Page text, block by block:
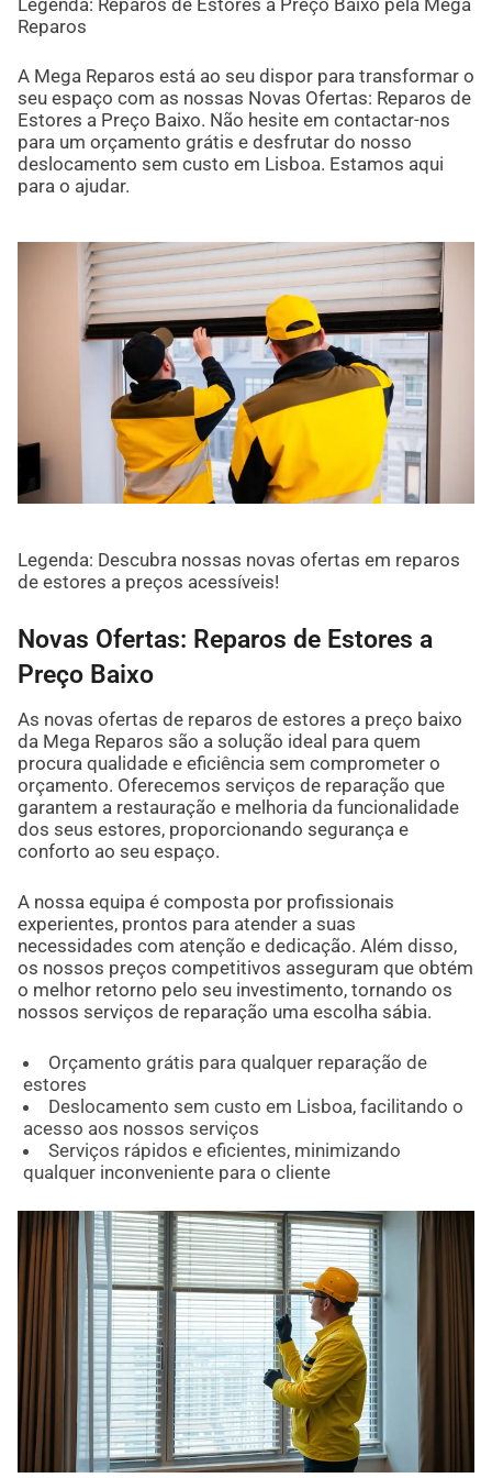
Reparos
A Mega Reparos está ao seu dispor para transformar o
seu espaço com as nossas Novas Ofertas: Reparos de
Estores a Preço Baixo. Não hesite em contactar-nos
para um orçamento grátis e desfrutar do nosso
deslocamento sem custo em Lisboa. Estamos aqui
para o ajudar.
Legenda: Descubra nossas novas ofertas em reparos
de estores a preços acessíveis!
Novas Ofertas: Reparos de Estores a
Preço Baixo
As novas ofertas de reparos de estores a preço baixo
da Mega Reparos são a solução ideal para quem
procura qualidade e eficiência sem comprometer o
orçamento. Oferecemos serviços de reparação que
garantem a restauração e melhoria da funcionalidade
dos seus estores, proporcionando segurança e
conforto ao seu espaço.
A nossa equipa é composta por profissionais
experientes, prontos para atender a suas
necessidades com atenção e dedicação. Além disso,
os nossos preços competitivos asseguram que obtém
o melhor retorno pelo seu investimento, tornando os
nossos serviços de reparação uma escolha sábia.
Orçamento grátis para qualquer reparação de
estores
Deslocamento sem custo em Lisboa, facilitando o
acesso aos nossos serviços
Serviços rápidos e eficientes, minimizando
qualquer inconveniente para o cliente